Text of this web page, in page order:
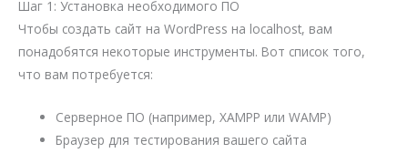
Шаг 1: Установка необходимого ПО
Чтобы создать сайт на WordPress на localhost, вам
понадобятся некоторые инструменты. Вот список того,
что вам потребуется:
Серверное ПО (например, XAMPP или WAMP)
Браузер для тестирования вашего сайта